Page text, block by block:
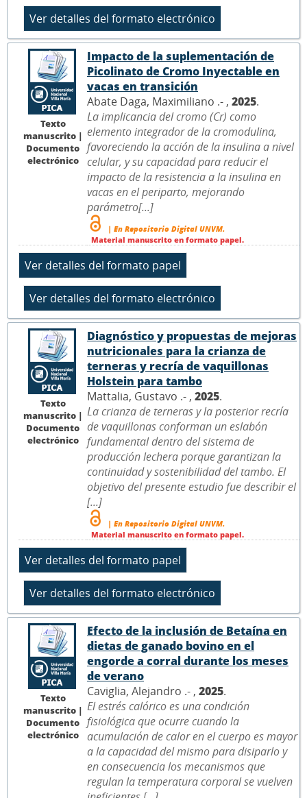
Texto
manuscrito |
Documento
electrónico
Impacto de la suplementación de
Picolinato de Cromo Inyectable en
vacas en transición
Abate Daga, Maximiliano .- , 2025.
La implicancia del cromo (Cr) como
elemento integrador de la cromodulina,
favoreciendo la acción de la insulina a nivel
celular, y su capacidad para reducir el
impacto de la resistencia a la insulina en
vacas en el periparto, mejorando
parámetro[...]
| En Repositorio Digital UNVM.
Material manuscrito en formato papel.
Texto
manuscrito |
Documento
electrónico
Diagnóstico y propuestas de mejoras
nutricionales para la crianza de
terneras y recría de vaquillonas
Holstein para tambo
Mattalia, Gustavo .- , 2025.
La crianza de terneras y la posterior recría
de vaquillonas conforman un eslabón
fundamental dentro del sistema de
producción lechera porque garantizan la
continuidad y sostenibilidad del tambo. El
objetivo del presente estudio fue describir el
[...]
| En Repositorio Digital UNVM.
Material manuscrito en formato papel.
Texto
manuscrito |
Documento
electrónico
Efecto de la inclusión de Betaína en
dietas de ganado bovino en el
engorde a corral durante los meses
de verano
Caviglia, Alejandro .- , 2025.
El estrés calórico es una condición
fisiológica que ocurre cuando la
acumulación de calor en el cuerpo es mayor
a la capacidad del mismo para disiparlo y
en consecuencia los mecanismos que
regulan la temperatura corporal se vuelven